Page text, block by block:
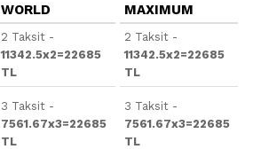
WORLD
2 Taksit -
11342.5x2=22685
TL
3 Taksit -
7561.67x3=22685
TL
MAXIMUM
2 Taksit -
11342.5x2=22685
TL
3 Taksit -
7561.67x3=22685
TL